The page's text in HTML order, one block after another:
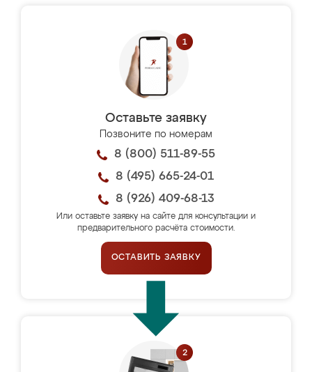
Оставьте заявку
Позвоните по номерам
8 (800) 511-89-55
8 (495) 665-24-01
8 (926) 409-68-13
Или оставьте заявку на сайте для консультации и
предварительного расчёта стоимости.
ОСТАВИТЬ ЗАЯВКУ